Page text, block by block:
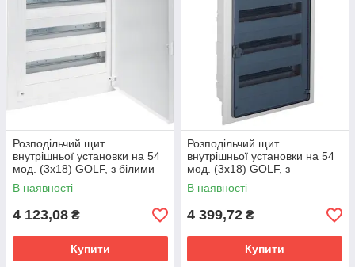
Розподільчий щит
внутрішньої установки на 54
мод. (3х18) GOLF, з білими
дверцятами
В наявності
4 123,08 ₴
Купити
Розподільчий щит
внутрішньої установки на 54
мод. (3х18) GOLF, з
прозорою дверцятами
В наявності
4 399,72 ₴
Купити